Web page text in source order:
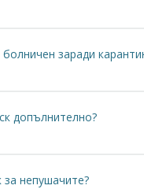
заради
допълнително?
непушачите?